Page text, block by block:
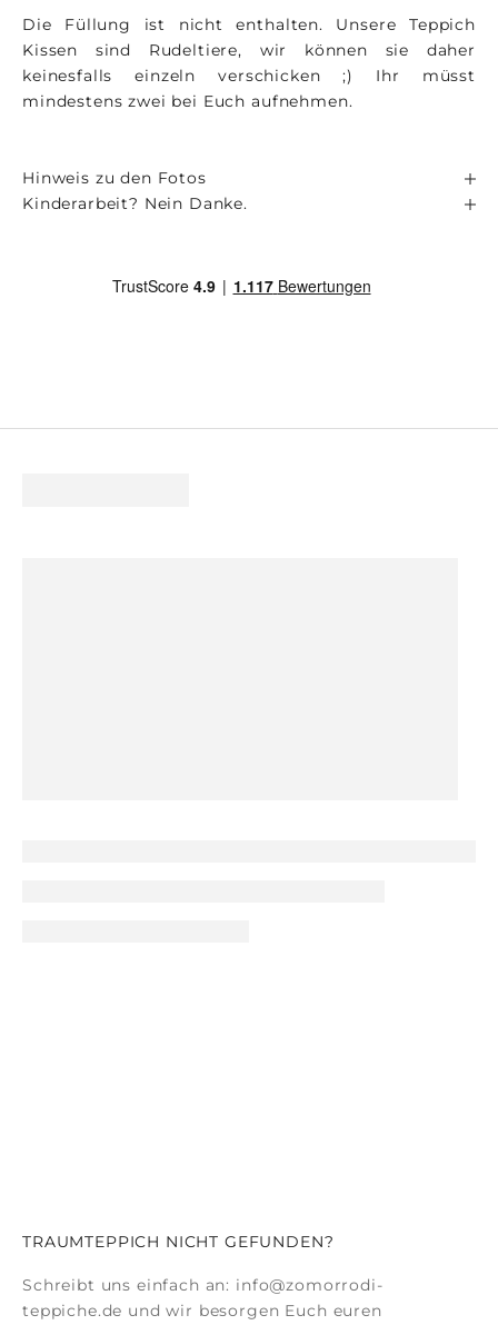
Die Füllung ist nicht enthalten. Unsere Teppich
Kissen sind Rudeltiere, wir können sie daher
keinesfalls einzeln verschicken ;) Ihr müsst
mindestens zwei bei Euch aufnehmen.
Hinweis zu den Fotos
Kinderarbeit? Nein Danke.
TRAUMTEPPICH NICHT GEFUNDEN?
Schreibt uns einfach an: info@zomorrodi-
teppiche.de und wir besorgen Euch euren